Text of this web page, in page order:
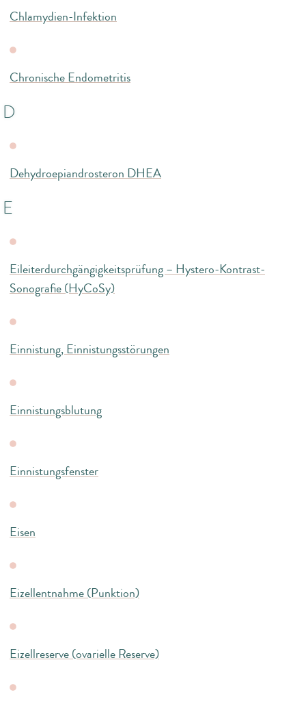
Chlamydien-Infektion
Chronische Endometritis
D
Dehydroepiandrosteron DHEA
E
Eileiterdurchgängigkeitsprüfung – Hystero-Kontrast-
Sonografie (HyCoSy)
Einnistung, Einnistungsstörungen
Einnistungsblutung
Einnistungsfenster
Eisen
Eizellentnahme (Punktion)
Eizellreserve (ovarielle Reserve)